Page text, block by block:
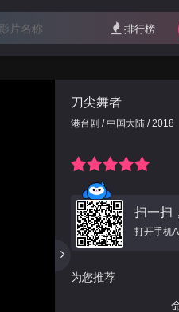
排行榜
刀尖舞者
港台剧 / 中国大陆 / 2018
扫一扫
打开手机
为您推荐